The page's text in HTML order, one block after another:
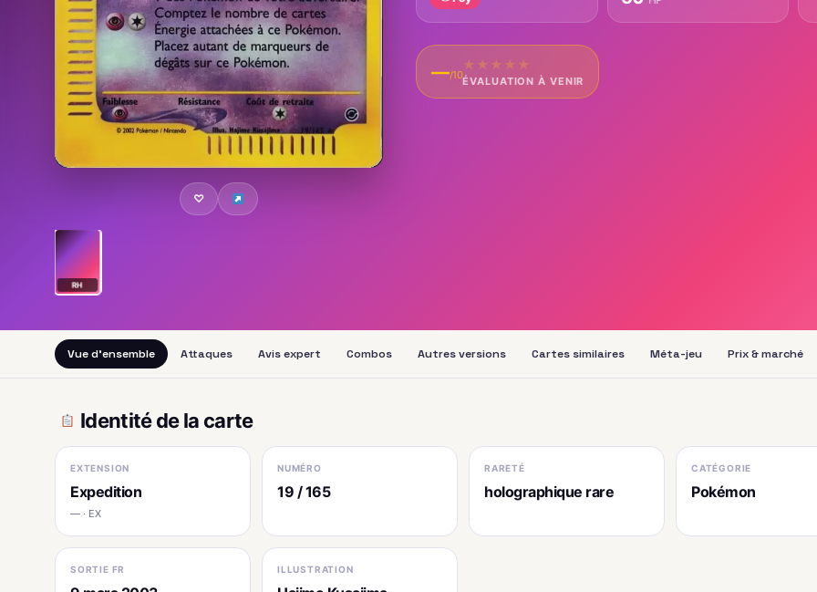
♡
RH
—/10
★ ★ ★ ★ ★
ÉVALUATION À VENIR
Vue d'ensemble Attaques Avis expert Combos Autres versions Cartes similaires Méta-jeu Prix & marché
Identité de la carte
EXTENSION
Expedition
— · EX
NUMÉRO
19 / 165
RARETÉ
holographique rare
CATÉGORIE
Pokémon
SORTIE FR ILLUSTRATION